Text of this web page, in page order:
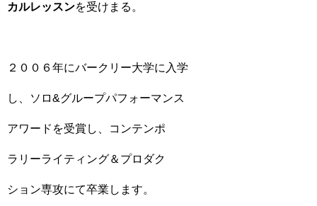
カルレッスンを受けまる。
２００６年にバークリー大学に入学
し、ソロ&グループパフォーマンス
アワードを受賞し、コンテンポ
ラリーライティング＆プロダク
ション専攻にて卒業します。